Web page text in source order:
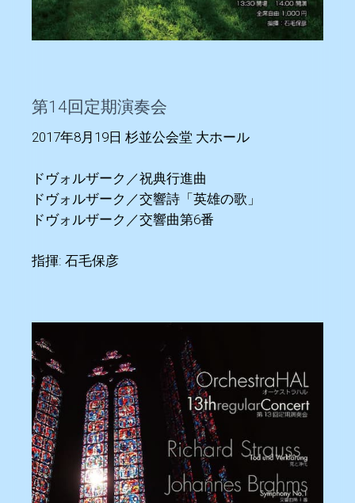
第14回定期演奏会
2017年8月19日 杉並公会堂 大ホール
ドヴォルザーク／祝典行進曲
ドヴォルザーク／交響詩「英雄の歌」
ドヴォルザーク／交響曲第6番
指揮: 石毛保彦